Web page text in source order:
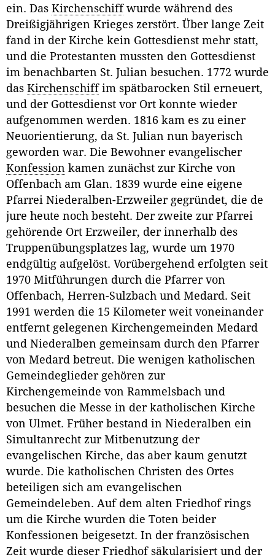
ein. Das Kirchenschiffwurde während des
Dreißigjährigen Krieges zerstört. Über lange Zeit
fand in der Kirche kein Gottesdienst mehr statt,
und die Protestanten mussten den Gottesdienst
im benachbarten St. Julian besuchen. 1772 wurde
das Kirchenschiffim spätbarocken Stil erneuert,
und der Gottesdienst vor Ort konnte wieder
aufgenommen werden. 1816 kam es zu einer
Neuorientierung, da St. Julian nun bayerisch
geworden war. Die Bewohner evangelischer
Konfession kamen zunächst zur Kirche von
Offenbach am Glan. 1839 wurde eine eigene
Pfarrei Niederalben-Erzweiler gegründet, die de
jure heute noch besteht. Der zweite zur Pfarrei
gehörende Ort Erzweiler, der innerhalb des
Truppenübungsplatzes lag, wurde um 1970
endgültig aufgelöst. Vorübergehend erfolgten seit
1970 Mitführungen durch die Pfarrer von
Offenbach, Herren-Sulzbach und Medard. Seit
1991 werden die 15 Kilometer weit voneinander
entfernt gelegenen Kirchengemeinden Medard
und Niederalben gemeinsam durch den Pfarrer
von Medard betreut. Die wenigen katholischen
Gemeindeglieder gehören zur
Kirchengemeinde von Rammelsbach und
besuchen die Messe in der katholischen Kirche
von Ulmet. Früher bestand in Niederalben ein
Simultanrecht zur Mitbenutzung der
evangelischen Kirche, das aber kaum genutzt
wurde. Die katholischen Christen des Ortes
beteiligen sich am evangelischen
Gemeindeleben. Auf dem alten Friedhof rings
um die Kirche wurden die Toten beider
Konfessionen beigesetzt. In der französischen
Zeit wurde dieser Friedhof säkularisiert und der